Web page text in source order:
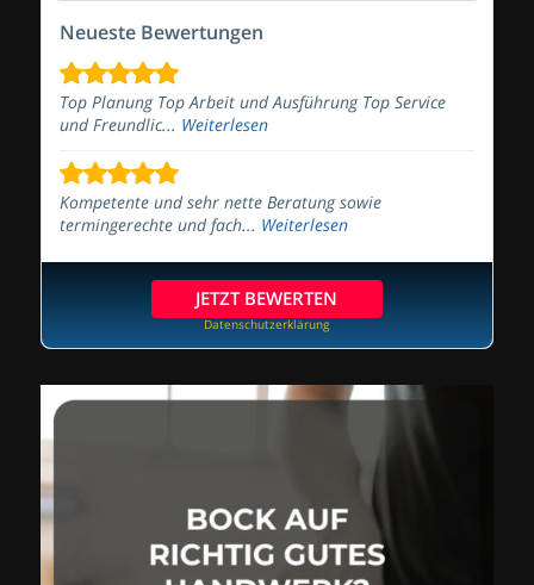
Neueste Bewertungen
Top Planung Top Arbeit und Ausführung Top Service
und Freundlic... Weiterlesen
Kompetente und sehr nette Beratung sowie
termingerechte und fach... Weiterlesen
JETZT BEWERTEN
Datenschutzerklärung